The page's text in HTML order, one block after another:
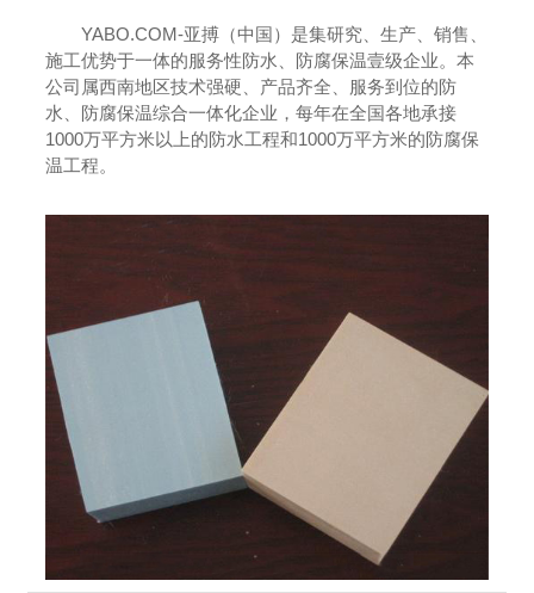
YABO.COM-亚搏（中国）是集研究、生产、销售、
施工优势于一体的服务性防水、防腐保温壹级企业。本
公司属西南地区技术强硬、产品齐全、服务到位的防
水、防腐保温综合一体化企业，每年在全国各地承接
1000万平方米以上的防水工程和1000万平方米的防腐保
温工程。